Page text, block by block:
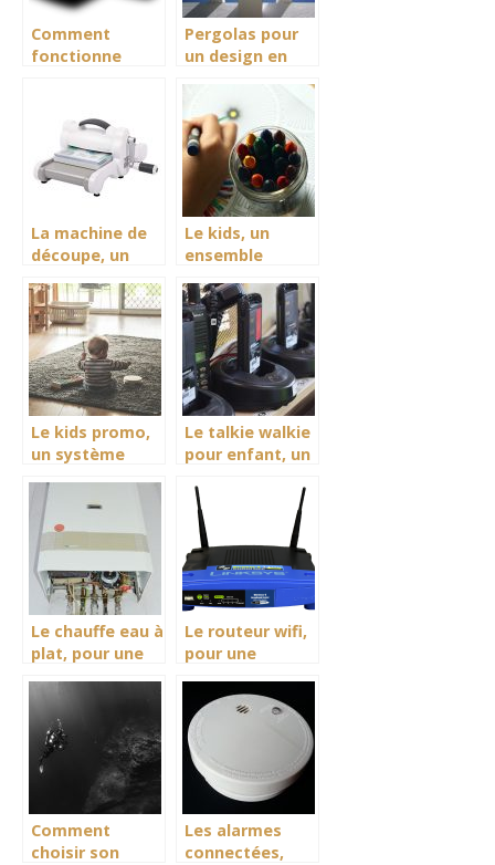
Comment
fonctionne
Pergolas pour
un design en
La machine de
découpe, un
adapté à tous
niveauxd’activités
Le kids, un
ensemble
pour un
excellent
divertissement
des enfants.
Le kids promo,
un système
pour les achats
des accessoires
de
divertissement
pour enfants.
Le talkie walkie
pour enfant, un
communication
pour les
enfants fan de
jeu d’aventure
Le chauffe eau à
plat, pour une
contrôle en eau
quotidiennement.
Le routeur wifi,
pour une
fiable et stable
lors de son
utilisation
Comment
choisir son
Les alarmes
connectées,